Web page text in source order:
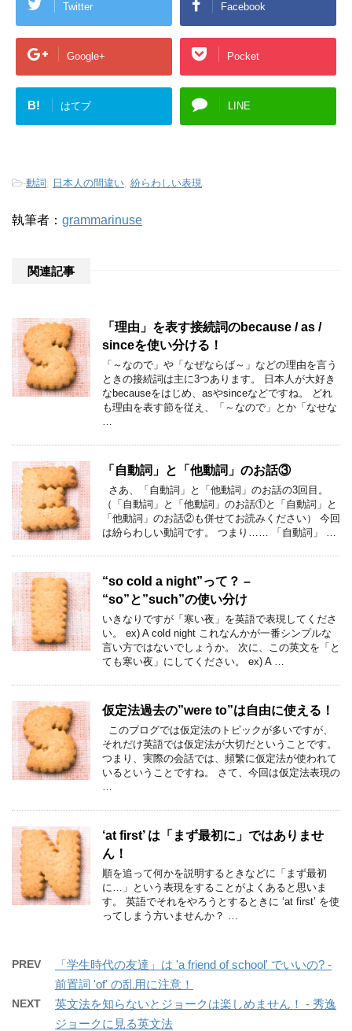
Twitter Facebook
Google+ Pocket
B! はてブ LINE
-動詞 日本人の間違い 紛らわしい表現
執筆者： grammarinuse
関連記事
「理由」を表す接続詞のbecause / as /
sinceを使い分ける！
「～なので」や「なぜならば～」などの理由を言う
ときの接続詞は主に3つあります。 日本人が大好き
なbecauseをはじめ、asやsinceなどですね。 どれ
も理由を表す節を従え、「～なので」とか「なせな
「自動詞」と「他動詞」のお話③
さあ、「自動詞」と「他動詞」のお話の3回目。
（「自動詞」と「他動詞」のお話①と「自動詞」と
「他動詞」のお話②も併せてお読みください） 今回
は紛らわしい動詞です。 つまり…… 「自動詞」 …
“so cold a night”って？ –
“so”と”such”の使い分け
いきなりですが「寒い夜」を英語で表現してくださ
い。 ex) A cold night これなんかが一番シンプルな
言い方ではないでしょうか。 次に、この英文を「と
ても寒い夜」にしてください。 ex) A …
仮定法過去の”were to”は自由に使える！
このブログでは仮定法のトピックが多いですが、
それだけ英語では仮定法が大切だということです。
つまり、実際の会話では、頻繁に仮定法が使われて
いるということですね。 さて、今回は仮定法表現の
‘at first’ は「まず最初に」ではありませ
ん！
順を追って何かを説明するときなどに「まず最初
に…」という表現をすることがよくあると思いま
す。 英語でそれをやろうとするときに ‘at first’ を使
ってしまう方いませんか？ …
PREV
「学生時代の友達」は 'a friend of school' でいいの? -
前置詞 'of' の乱用に注意！
NEXT
英文法を知らないとジョークは楽しめません！ - 秀逸
ジョークに見る英文法